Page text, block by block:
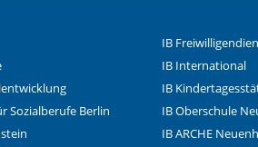
IB
IB International
IB
Sozialberufe Berlin
IB Oberschule
IB ARCHE